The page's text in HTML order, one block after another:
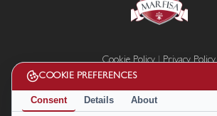
COOKIE PREFERENCES
Consent Details About
Cookie Policy|Privacy Policy
Termini e condizioni
Disconoscimento